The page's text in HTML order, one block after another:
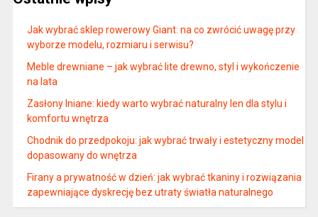
Jak wybrać sklep rowerowy Giant: na co zwrócić uwagę przy
wyborze modelu, rozmiaru i serwisu?
Meble drewniane – jak wybrać lite drewno, styl i wykończenie
na lata
Zasłony lniane: kiedy warto wybrać naturalny len dla stylu i
komfortu wnętrza
Chodnik do przedpokoju: jak wybrać trwały i estetyczny model
dopasowany do wnętrza
Firany a prywatność w dzień: jak wybrać tkaniny i rozwiązania
zapewniające dyskrecję bez utraty światła naturalnego